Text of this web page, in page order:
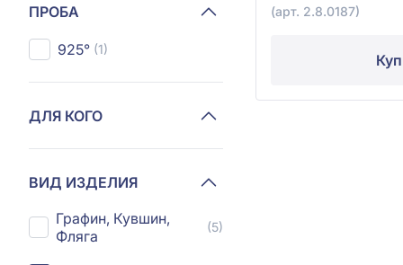
ПРОБА
925° (1)
ДЛЯ КОГО
ВИД ИЗДЕЛИЯ
Графин, Кувшин,
Фляга
(5)
(арт. 2.8.0187)